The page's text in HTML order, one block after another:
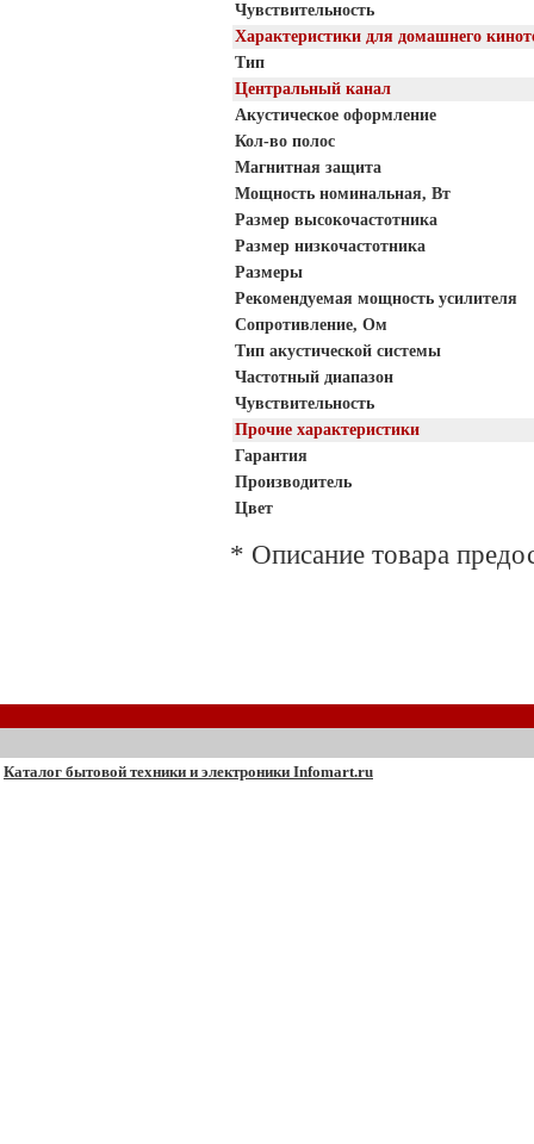
Чувствительность
Характеристики для домашнего
Тип
Центральный канал
Акустическое оформление
Кол-во полос
Магнитная защита
Мощность номинальная, Вт
Размер высокочастотника
Размер низкочастотника
Размеры
Рекомендуемая мощность усилителя
Сопротивление, Ом
Тип акустической системы
Частотный диапазон
Чувствительность
Прочие характеристики
Гарантия
Производитель
Цвет
* Описание товара
Каталог бытовой техники и электроники Infomart.ru